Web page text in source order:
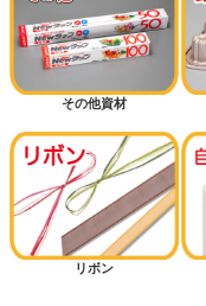
その他資材
リボン